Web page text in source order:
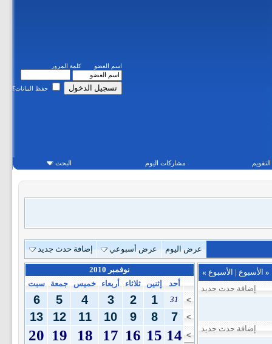
اسم العضو كلمة المرور
حفظ البيانات؟
التقويم مشاركات اليوم البحث
عرض اليوم عرض أسبوعي إضافة حدث جديد
« الأسبوع | الأسبوع »
إضافة حدث جديد
إضافة حدث جديد
نوفمبر 2010
أحد
إثنين ثلاثاء أربعاء خميس جمعة
سبت
>
31
1
2
3
4
5
6
>
7
8
9
10
11
12
13
>
14
15
16
17
18
19
20